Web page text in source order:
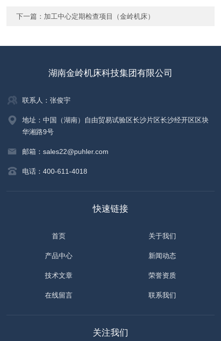
下一篇： 加工中心定期检查项目（金岭机床）
湖南金岭机床科技集团有限公司
联系人：张俊宇
地址：中国（湖南）自由贸易试验区长沙片区长沙经开区区块
华湘路9号
邮箱：sales22@puhler.com
电话：400-611-4018
快速链接
首页 关于我们
产品中心 新闻动态
技术文章 荣誉资质
在线留言 联系我们
关注我们